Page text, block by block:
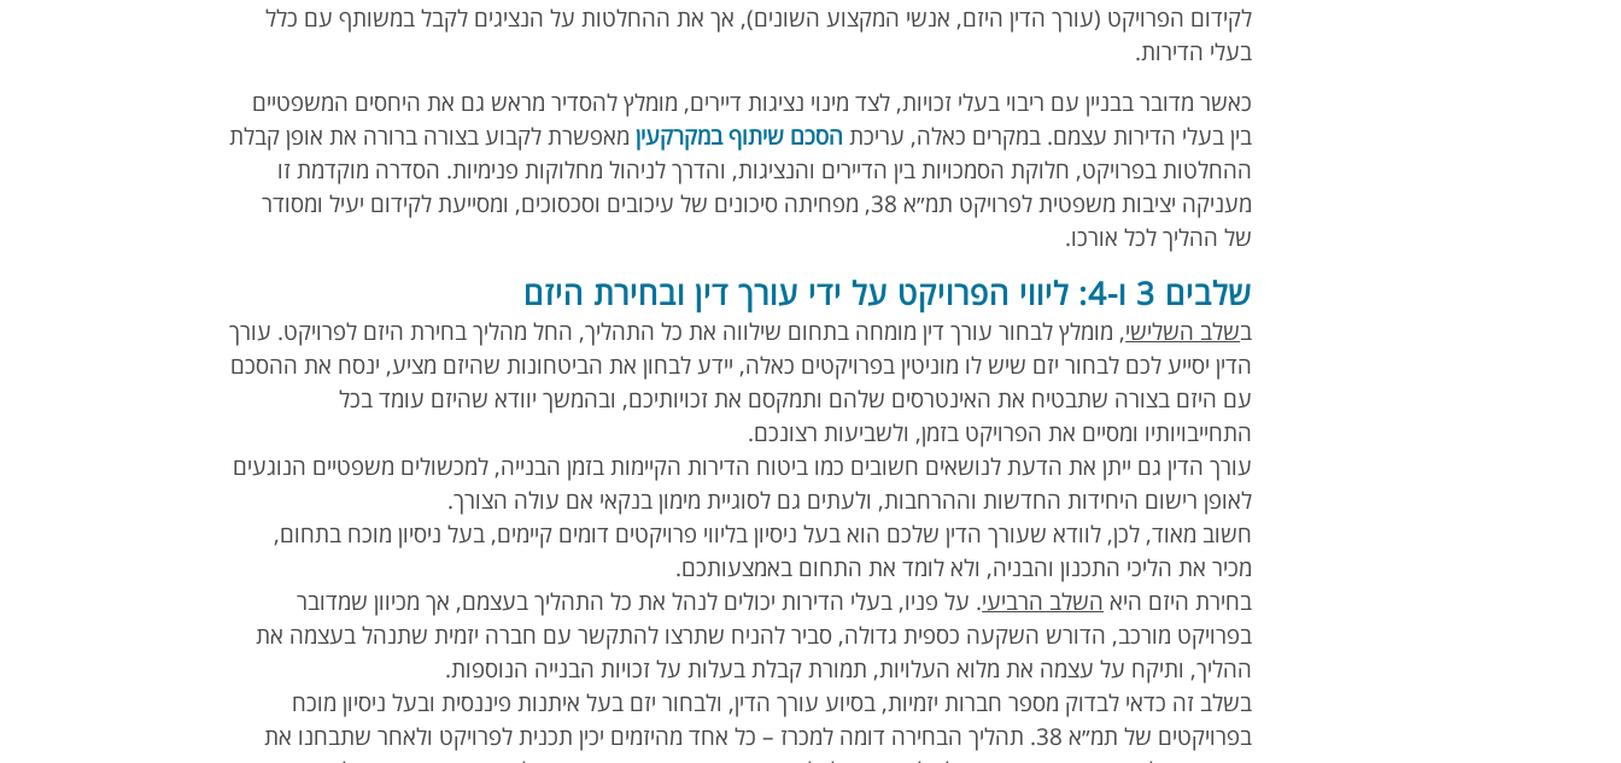
לקידום הפרויקט (עורך הדין היזם, אנשי המקצוע השונים), אך את ההחלטות על הנציגים לקבל במשותף עם כלל
בעלי הדירות.
כאשר מדובר בבניין עם ריבוי בעלי זכויות, לצד מינוי נציגות דיירים, מומלץ להסדיר מראש גם את היחסים המשפטיים
בין בעלי הדירות עצמם. במקרים כאלה, עריכת הסכם שיתוף במקרקעיןמאפשרת לקבוע בצורה ברורה את אופן קבלת
ההחלטות בפרויקט, חלוקת הסמכויות בין הדיירים והנציגות, והדרך לניהול מחלוקות פנימיות. הסדרה מוקדמת זו
מעניקה יציבות משפטית לפרויקט תמ״א 38, מפחיתה סיכונים של עיכובים וסכסוכים, ומסייעת לקידום יעיל ומסודר
של ההליך לכל אורכו.
שלבים 3 ו-4: ליווי הפרויקט על ידי עורך דין ובחירת היזם
בשלב השלישי, מומלץ לבחור עורך דין מומחה בתחום שילווה את כל התהליך, החל מהליך בחירת היזם לפרויקט. עורך
הדין יסייע לכם לבחור יזם שיש לו מוניטין בפרויקטים כאלה, יידע לבחון את הביטחונות שהיזם מציע, ינסח את ההסכם
עם היזם בצורה שתבטיח את האינטרסים שלהם ותמקסם את זכויותיכם, ובהמשך יוודא שהיזם עומד בכל
התחייבויותיו ומסיים את הפרויקט בזמן, ולשביעות רצונכם.
עורך הדין גם ייתן את הדעת לנושאים חשובים כמו ביטוח הדירות הקיימות בזמן הבנייה, למכשולים משפטיים הנוגעים
לאופן רישום היחידות החדשות וההרחבות, ולעתים גם לסוגיית מימון בנקאי אם עולה הצורך.
חשוב מאוד, לכן, לוודא שעורך הדין שלכם הוא בעל ניסיון בליווי פרויקטים דומים קיימים, בעל ניסיון מוכח בתחום,
מכיר את הליכי התכנון והבניה, ולא לומד את התחום באמצעותכם.
בחירת היזם היא השלב הרביעי. על פניו, בעלי הדירות יכולים לנהל את כל התהליך בעצמם, אך מכיוון שמדובר
בפרויקט מורכב, הדורש השקעה כספית גדולה, סביר להניח שתרצו להתקשר עם חברה יזמית שתנהל בעצמה את
ההליך, ותיקח על עצמה את מלוא העלויות, תמורת קבלת בעלות על זכויות הבנייה הנוספות.
בשלב זה כדאי לבדוק מספר חברות יזמיות, בסיוע עורך הדין, ולבחור יזם בעל איתנות פיננסית ובעל ניסיון מוכח
בפרויקטים של תמ״א 38. תהליך הבחירה דומה למכרז – כל אחד מהיזמים יכין תכנית לפרויקט ולאחר שתבחנו את